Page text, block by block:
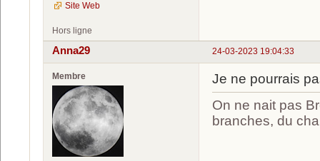
Site Web
Hors ligne
24-03-2023 19:04:33
Anna29
Membre
Je ne pourrais
On ne nait pas
branches, du